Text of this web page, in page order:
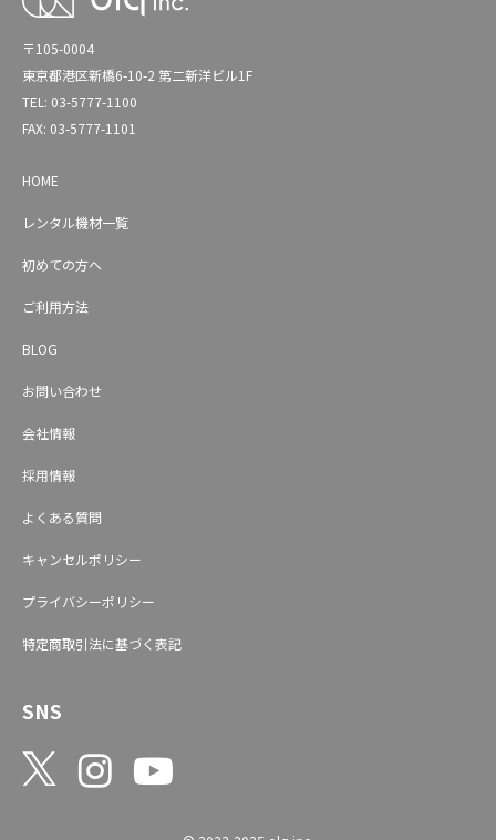
〒105-0004
東京都港区新橋6-10-2 第二新洋ビル1F
TEL: 03-5777-1100
FAX: 03-5777-1101
HOME
レンタル機材一覧
初めての方へ
ご利用方法
BLOG
お問い合わせ
会社情報
採用情報
よくある質問
キャンセルポリシー
プライバシーポリシー
特定商取引法に基づく表記
SNS